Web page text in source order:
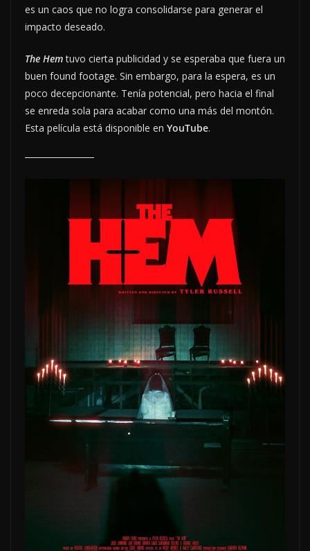
es un caos que no logra consolidarse para generar el
impacto deseado.
The Hemtuvo cierta publicidad y se esperaba que fuera un
buen found footage. Sin embargo, para la espera, es un
poco decepcionante. Tenía potencial, pero hacia el final
se enreda sola para acabar como una más del montón.
Esta película está disponible en YouTube.